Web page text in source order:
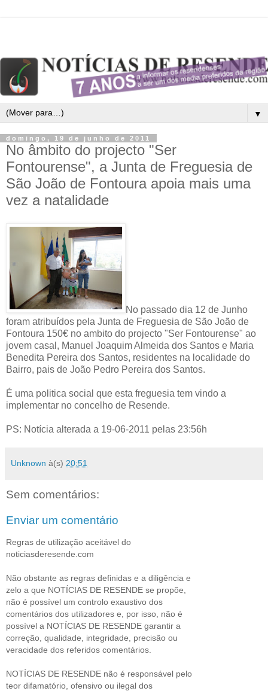
▼
domingo, 19 de junho de 2011
No âmbito do projecto "Ser
Fontourense", a Junta de Freguesia de
São João de Fontoura apoia mais uma
vez a natalidade
No passado dia 12 de Junho
foram atribuídos pela Junta de Freguesia de São João de
Fontoura 150€ no ambito do projecto "Ser Fontourense" ao
jovem casal, Manuel Joaquim Almeida dos Santos e Maria
Benedita Pereira dos Santos, residentes na localidade do
Bairro, pais de João Pedro Pereira dos Santos.
É uma politica social que esta freguesia tem vindo a
implementar no concelho de Resende.
PS: Notícia alterada a 19-06-2011 pelas 23:56h
Unknown à(s) 20:51
Sem comentários:
Enviar um comentário
Regras de utilização aceitável do
noticiasderesende.com
Não obstante as regras definidas e a diligência e
zelo a que NOTÍCIAS DE RESENDE se propõe,
não é possível um controlo exaustivo dos
comentários dos utilizadores e, por isso, não é
possível a NOTÍCIAS DE RESENDE garantir a
correção, qualidade, integridade, precisão ou
veracidade dos referidos comentários.
NOTÍCIAS DE RESENDE não é responsável pelo
teor difamatório, ofensivo ou ilegal dos